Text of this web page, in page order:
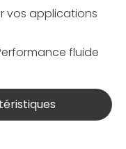
vos applications
fluide